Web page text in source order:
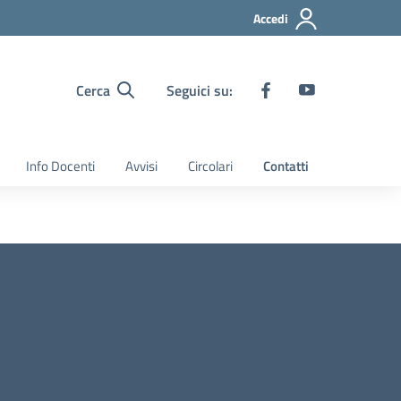
Accedi
Cerca Seguici su:
Info Docenti Avvisi Circolari Contatti